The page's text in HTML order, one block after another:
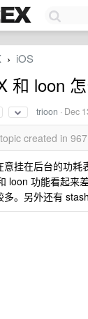
› iOS
和 loon
trioon · Dec
created in
意挂在后台的功耗
loon 功能看起来
多。另外还有